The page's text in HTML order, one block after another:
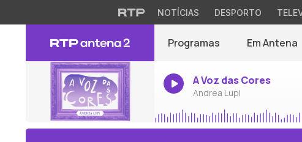
NOTÍCIAS DESPORTO
Programas Em Antena
A Voz das Cores
Andrea Lupi